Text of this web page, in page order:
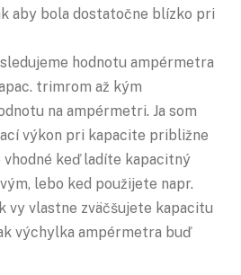
aby bola dostatočne blízko pri
hodnotu ampérmetra
trimrom až kým
na ampérmetri. Ja som
výkon pri kapacite približne
vhodné keď ladíte kapacitný
lebo ked použijete napr.
vy vlastne zväčšujete kapacitu
výchylka ampérmetra buď